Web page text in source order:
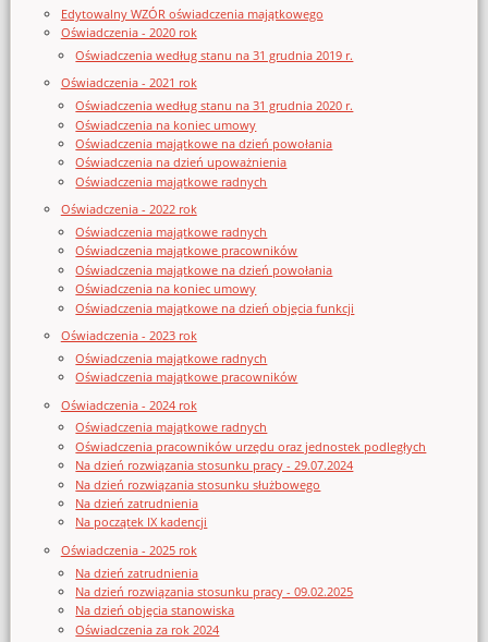
Edytowalny WZÓR oświadczenia majątkowego
Oświadczenia - 2020 rok
Oświadczenia według stanu na 31 grudnia 2019 r.
Oświadczenia - 2021 rok
Oświadczenia według stanu na 31 grudnia 2020 r.
Oświadczenia na koniec umowy
Oświadczenia majątkowe na dzień powołania
Oświadczenia na dzień upoważnienia
Oświadczenia majątkowe radnych
Oświadczenia - 2022 rok
Oświadczenia majątkowe radnych
Oświadczenia majątkowe pracowników
Oświadczenia majątkowe na dzień powołania
Oświadczenia na koniec umowy
Oświadczenia majątkowe na dzień objęcia funkcji
Oświadczenia - 2023 rok
Oświadczenia majątkowe radnych
Oświadczenia majątkowe pracowników
Oświadczenia - 2024 rok
Oświadczenia majątkowe radnych
Oświadczenia pracowników urzędu oraz jednostek podległych
Na dzień rozwiązania stosunku pracy - 29.07.2024
Na dzień rozwiązania stosunku służbowego
Na dzień zatrudnienia
Na początek IX kadencji
Oświadczenia - 2025 rok
Na dzień zatrudnienia
Na dzień rozwiązania stosunku pracy - 09.02.2025
Na dzień objęcia stanowiska
Oświadczenia za rok 2024